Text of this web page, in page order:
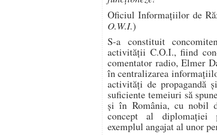
Oficiul Informaţiilor de
O.W.I.)
S-a constituit
activităţii C.O.I., fiind
comentator radio, Elmer
în centralizarea
activităţi de propagandă
suficiente temeiuri să
şi în România, cu nobil
concept al diplomaţiei
exemplul angajat al unor